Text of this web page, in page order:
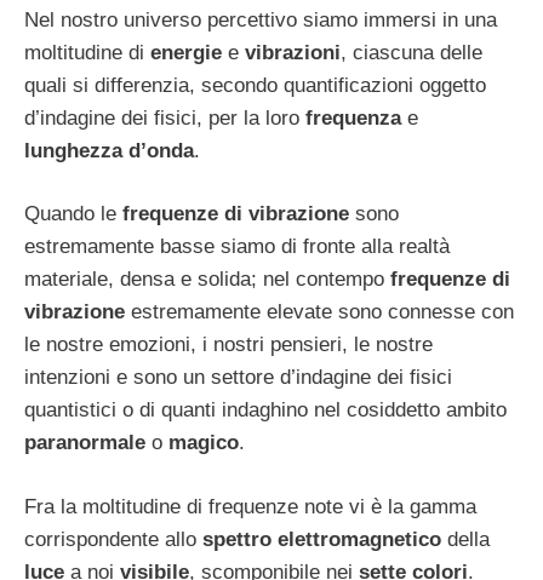
Nel nostro universo percettivo siamo immersi in una
moltitudine di energie e vibrazioni, ciascuna delle
quali si differenzia, secondo quantificazioni oggetto
d’indagine dei fisici, per la loro frequenzae
lunghezza d’onda.
Quando le frequenze di vibrazione sono
estremamente basse siamo di fronte alla realtà
materiale, densa e solida; nel contempo frequenze di
vibrazione estremamente elevate sono connesse con
le nostre emozioni, i nostri pensieri, le nostre
intenzioni e sono un settore d’indagine dei fisici
quantistici o di quanti indaghino nel cosiddetto ambito
paranormale o magico.
Fra la moltitudine di frequenze note vi è la gamma
corrispondente allo spettro elettromagnetico della
luce a noi visibile, scomponibile nei sette colori.